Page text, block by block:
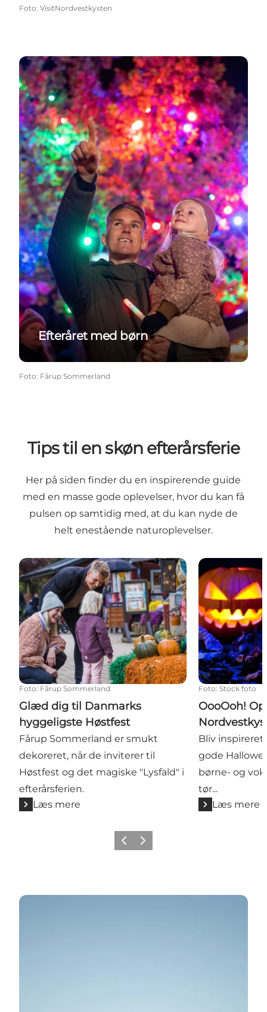
Foto: VisitNordvestkysten
Efteråret med børn
Efteråret med børn
Foto: Fårup Sommerland
Tips til en skøn efterårsferie
Her på siden finder du en inspirerende guide
med en masse gode oplevelser, hvor du kan få
pulsen op samtidig med, at du kan nyde de
helt enestående naturoplevelser.
Glæd dig til Danmarks hyggeligste Høstfest
Foto: Fårup Sommerland
Glæd dig til Danmarks
hyggeligste Høstfest
Fårup Sommerland er smukt
dekoreret, når de inviterer til
Høstfest og det magiske "Lysfald" i
efterårsferien.
Læs mere
OooOoh!
Foto: Stock foto
OooOoh!
Bliv
gode
børne- og
tør...
Læs mere
ForrigeNæste
Vælg den perfekte by til jeres efterårsferie her